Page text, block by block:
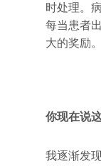
时处理。
每当患者
大的奖励。
你现在说
我逐渐发